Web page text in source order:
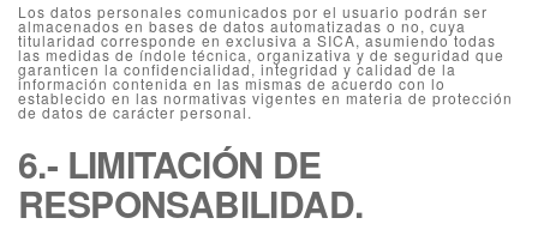
Los datos personales comunicados por el usuario podrán ser
almacenados en bases de datos automatizadas o no, cuya
titularidad corresponde en exclusiva a SICA, asumiendo todas
las medidas de índole técnica, organizativa y de seguridad que
garanticen la confidencialidad, integridad y calidad de la
información contenida en las mismas de acuerdo con lo
establecido en las normativas vigentes en materia de protección
de datos de carácter personal.
6.- LIMITACIÓN DE
RESPONSABILIDAD.